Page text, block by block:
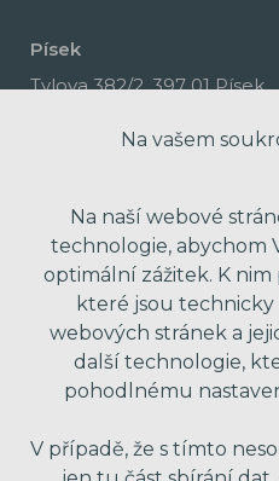
Písek
Tylova 382/2, 397 01 Písek
Na vašem
Na naší webové
technologie, abychom
optimální zážitek. K
které jsou
webových stránek a
další technologie,
pohodlnému
V případě, že s tímto